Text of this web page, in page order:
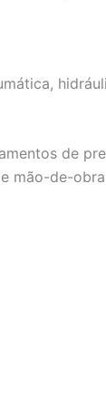
de
mão-de-